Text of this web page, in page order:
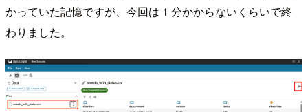
かっていた記憶ですが、今回は 1 分かからないくらいで終
わりました。